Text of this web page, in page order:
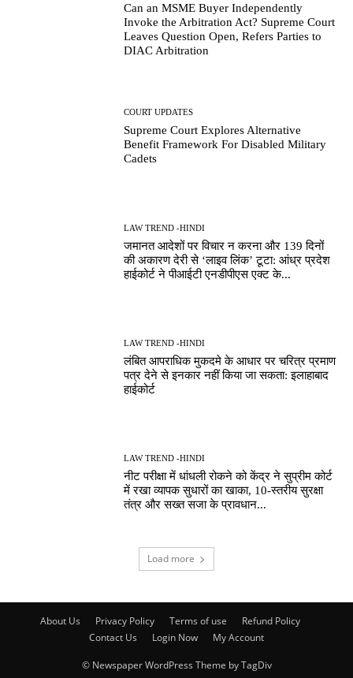
Can an MSME Buyer Independently
Invoke the Arbitration Act? Supreme Court
Leaves Question Open, Refers Parties to
DIAC Arbitration
COURT UPDATES
Supreme Court Explores Alternative
Benefit Framework For Disabled Military
Cadets
LAW TREND -HINDI
जमानत आदेशों पर विचार न करना और 139 दिनों
की अकारण देरी से ‘लाइव लिंक’ टूटा: आंध्र प्रदेश
हाईकोर्ट ने पीआईटी एनडीपीएस एक्ट के...
LAW TREND -HINDI
लंबित आपराधिक मुकदमे के आधार पर चरित्र प्रमाण
पत्र देने से इनकार नहीं किया जा सकता: इलाहाबाद
हाईकोर्ट
LAW TREND -HINDI
नीट परीक्षा में धांधली रोकने को केंद्र ने सुप्रीम कोर्ट
में रखा व्यापक सुधारों का खाका, 10-स्तरीय सुरक्षा
तंत्र और सख्त सजा के प्रावधान...
Load more
About Us Privacy Policy Terms of use
Refund Policy
Contact Us
Login Now My Account
© Newspaper WordPress Theme by TagDiv